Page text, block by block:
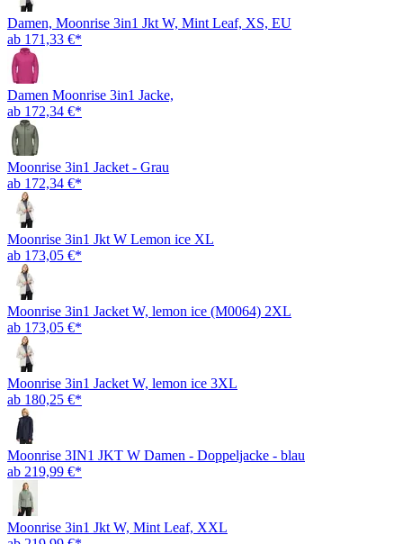
Damen, Moonrise 3in1 Jkt W, Mint Leaf, XS, EU
ab 171,33 €*
Damen Moonrise 3in1 Jacke,
ab 172,34 €*
Moonrise 3in1 Jacket - Grau
ab 172,34 €*
Moonrise 3in1 Jkt W Lemon ice XL
ab 173,05 €*
Moonrise 3in1 Jacket W, lemon ice (M0064) 2XL
ab 173,05 €*
Moonrise 3in1 Jacket W, lemon ice 3XL
ab 180,25 €*
Moonrise 3IN1 JKT W Damen - Doppeljacke - blau
ab 219,99 €*
Moonrise 3in1 Jkt W, Mint Leaf, XXL